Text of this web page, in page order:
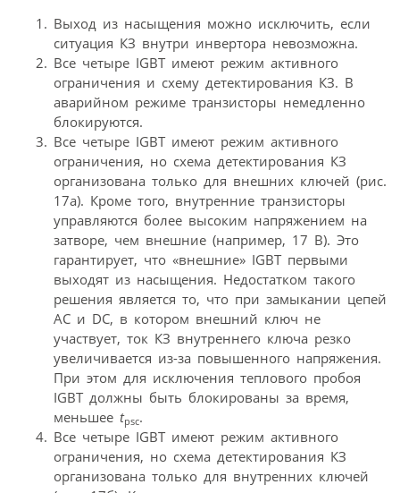
Выход из насыщения можно исключить, если
ситуация КЗ внутри инвертора невозможна.
Все четыре IGBT имеют режим активного
ограничения и схему детектирования КЗ. В
аварийном режиме транзисторы немедленно
блокируются.
Все четыре IGBT имеют режим активного
ограничения, но схема детектирования КЗ
организована только для внешних ключей (рис.
17а). Кроме того, внутренние транзисторы
управляются более высоким напряжением на
затворе, чем внешние (например, 17 В). Это
гарантирует, что «внешние» IGBT первыми
выходят из насыщения. Недостатком такого
решения является то, что при замыкании цепей
AC и DC, в котором внешний ключ не
участвует, ток КЗ внутреннего ключа резко
увеличивается из-за повышенного напряжения.
При этом для исключения теплового пробоя
IGBT должны быть блокированы за время,
меньшее tpsc.
Все четыре IGBT имеют режим активного
ограничения, но схема детектирования КЗ
организована только для внутренних ключей